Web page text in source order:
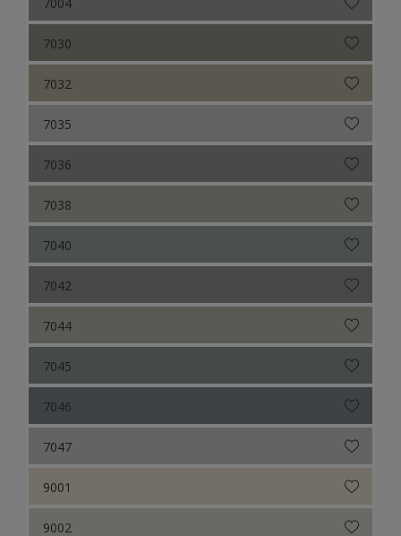
7030
7032
7035
7036
7038
7040
7042
7044
7045
7046
7047
9001
9002